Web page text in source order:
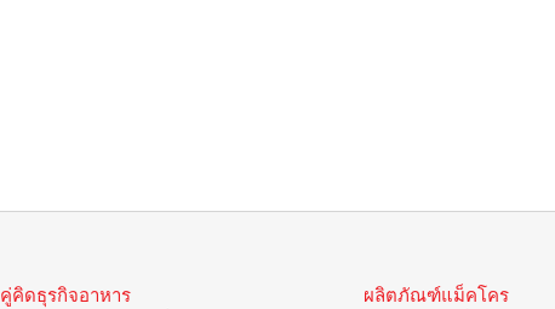
คู่คิดธุรกิจอาหาร ผลิตภัณฑ์แม็คโคร